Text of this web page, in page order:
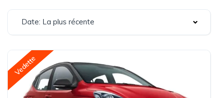
Date: La plus récente
Vedette